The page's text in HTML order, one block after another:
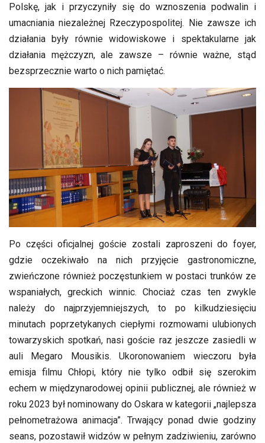
Polskę, jak i przyczyniły się do wznoszenia podwalin i
umacniania niezależnej Rzeczypospolitej. Nie zawsze ich
działania były równie widowiskowe i spektakularne jak
działania mężczyzn, ale zawsze – równie ważne, stąd
bezsprzecznie warto o nich pamiętać.
Po części oficjalnej goście zostali zaproszeni do foyer,
gdzie oczekiwało na nich przyjęcie gastronomiczne,
zwieńczone również poczęstunkiem w postaci trunków ze
wspaniałych, greckich winnic. Chociaż czas ten zwykle
należy do najprzyjemniejszych, to po kilkudziesięciu
minutach poprzetykanych ciepłymi rozmowami ulubionych
towarzyskich spotkań, nasi goście raz jeszcze zasiedli w
auli Megaro Mousikis. Ukoronowaniem wieczoru była
emisja filmu Chłopi, który nie tylko odbił się szerokim
echem w międzynarodowej opinii publicznej, ale również w
roku 2023 był nominowany do Oskara w kategorii „najlepsza
pełnometrażowa animacja”. Trwający ponad dwie godziny
seans, pozostawił widzów w pełnym zadziwieniu, zarówno